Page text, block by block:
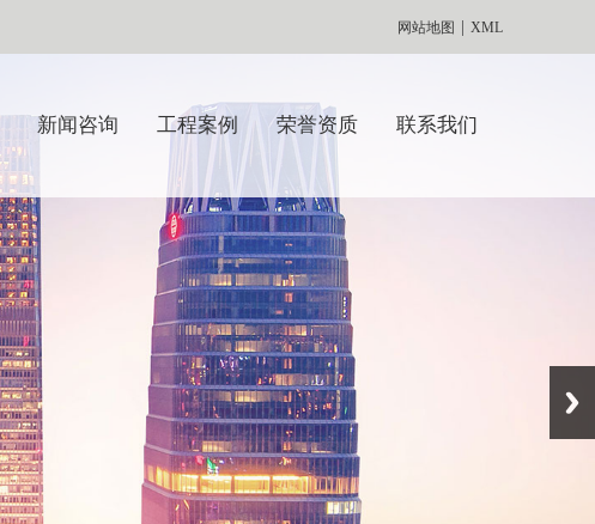
网站地图 XML
新闻咨询 工程案例 荣誉资质 联系我们